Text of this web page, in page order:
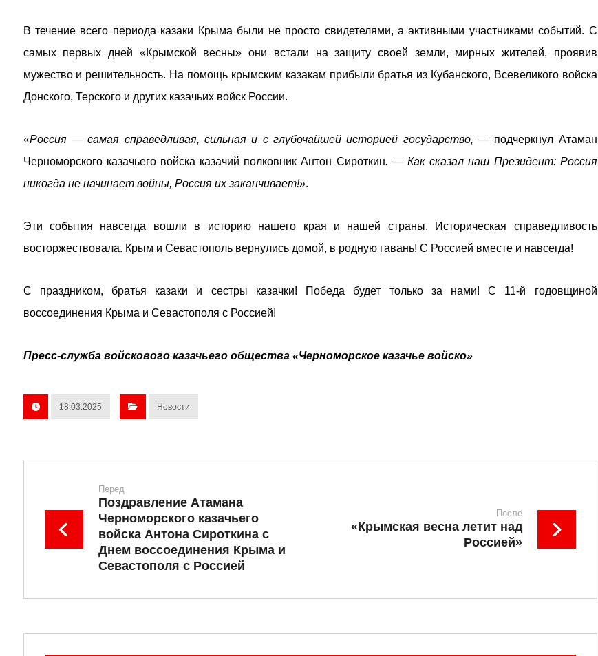
В течение всего периода казаки Крыма были не просто свидетелями, а активными участниками событий. С
самых первых дней «Крымской весны» они встали на защиту своей земли, мирных жителей, проявив
мужество и решительность. На помощь крымским казакам прибыли братья из Кубанского, Всевеликого войска
Донского, Терского и других казачьих войск России.
«Россия — самая справедливая, сильная и с глубочайшей историей государство, — подчеркнул Атаман
Черноморского казачьего войска казачий полковник Антон Сироткин. — Как сказал наш Президент: Россия
никогда не начинает войны, Россия их заканчивает!».
Эти события навсегда вошли в историю нашего края и нашей страны. Историческая справедливость
восторжествовала. Крым и Севастополь вернулись домой, в родную гавань! С Россией вместе и навсегда!
С праздником, братья казаки и сестры казачки! Победа будет только за нами! С 11-й годовщиной
воссоединения Крыма и Севастополя с Россией!
Пресс-служба войскового казачьего общества «Черноморское казачье войско»
18.03.2025 Новости
Перед
Поздравление Атамана
Черноморского казачьего
войска Антона Сироткина с
Днем воссоединения Крыма и
Севастополя с Россией
После
«Крымская весна летит над
Россией»